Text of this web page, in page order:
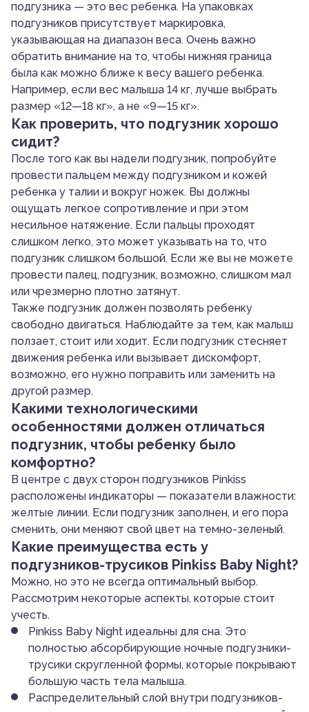
подгузника — это вес ребенка. На упаковках
подгузников присутствует маркировка,
указывающая на диапазон веса. Очень важно
обратить внимание на то, чтобы нижняя граница
была как можно ближе к весу вашего ребенка.
Например, если вес малыша 14 кг, лучше выбрать
размер «12—18 кг», а не «9—15 кг».
Как проверить, что подгузник хорошо
сидит?
После того как вы надели подгузник, попробуйте
провести пальцем между подгузником и кожей
ребенка у талии и вокруг ножек. Вы должны
ощущать легкое сопротивление и при этом
несильное натяжение. Если пальцы проходят
слишком легко, это может указывать на то, что
подгузник слишком большой. Если же вы не можете
провести палец, подгузник, возможно, слишком мал
или чрезмерно плотно затянут.
Также подгузник должен позволять ребенку
свободно двигаться. Наблюдайте за тем, как малыш
ползает, стоит или ходит. Если подгузник стесняет
движения ребенка или вызывает дискомфорт,
возможно, его нужно поправить или заменить на
другой размер.
Какими технологическими
особенностями должен отличаться
подгузник, чтобы ребенку было
комфортно?
В центре с двух сторон подгузников Pinkiss
расположены индикаторы — показатели влажности:
желтые линии. Если подгузник заполнен, и его пора
сменить, они меняют свой цвет на темно-зеленый.
Какие преимущества есть у
подгузников-трусиков Pinkiss Baby Night?
Можно, но это не всегда оптимальный выбор.
Рассмотрим некоторые аспекты, которые стоит
учесть.
Pinkiss Baby Night идеальны для сна. Это
полностью абсорбирующие ночные подгузники-
трусики скругленной формы, которые покрывают
большую часть тела малыша.
Распределительный слой внутри подгузников-